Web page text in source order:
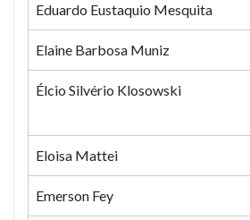
Eduardo Eustaquio Mesquita
Elaine Barbosa Muniz
Élcio Silvério Klosowski
Eloisa Mattei
Emerson Fey